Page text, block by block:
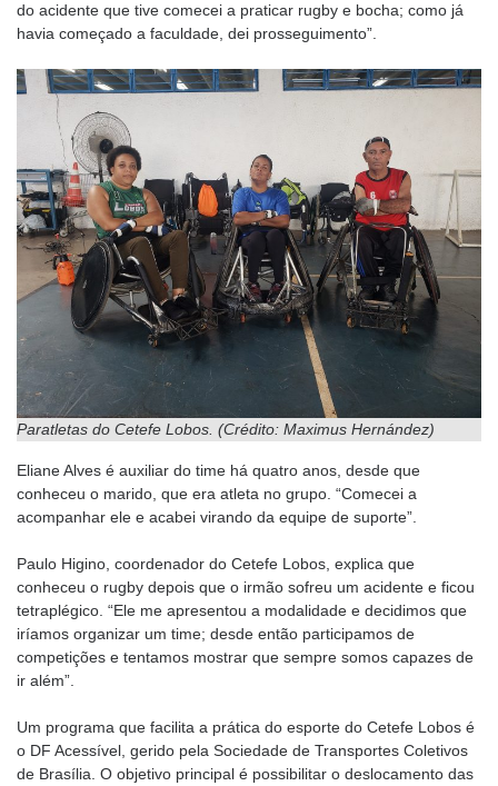
do acidente que tive comecei a praticar rugby e bocha; como já
havia começado a faculdade, dei prosseguimento”.
Paratletas do Cetefe Lobos. (Crédito: Maximus Hernández)
Eliane Alves é auxiliar do time há quatro anos, desde que
conheceu o marido, que era atleta no grupo. “Comecei a
acompanhar ele e acabei virando da equipe de suporte”.
Paulo Higino, coordenador do Cetefe Lobos, explica que
conheceu o rugby depois que o irmão sofreu um acidente e ficou
tetraplégico. “Ele me apresentou a modalidade e decidimos que
iríamos organizar um time; desde então participamos de
competições e tentamos mostrar que sempre somos capazes de
ir além”.
Um programa que facilita a prática do esporte do Cetefe Lobos é
o DF Acessível, gerido pela Sociedade de Transportes Coletivos
de Brasília. O objetivo principal é possibilitar o deslocamento das